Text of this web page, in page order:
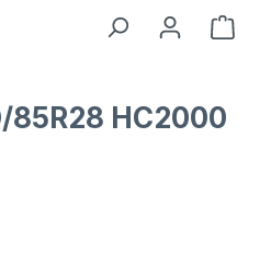
85R28 HC2000